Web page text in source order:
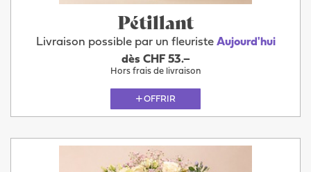
Pétillant
Livraison possible par un fleuriste Aujourd'hui
dès CHF 53.–
Hors frais de livraison
OFFRIR